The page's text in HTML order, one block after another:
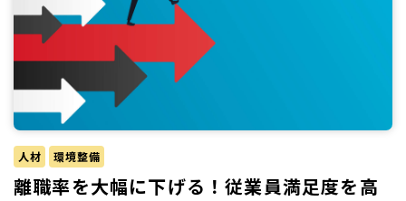
人材 環境整備
離職率を大幅に下げる！従業員満足度を高